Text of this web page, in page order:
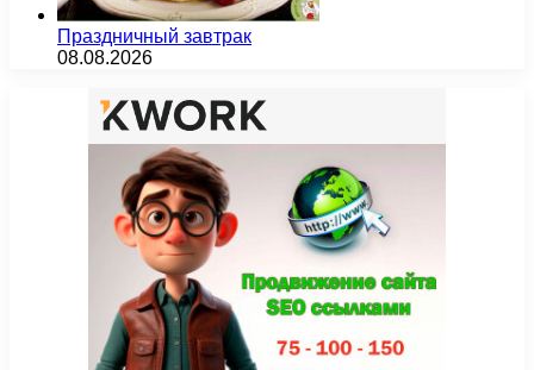
Праздничный завтрак
08.08.2026